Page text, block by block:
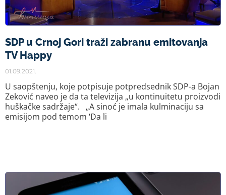
SDP u Crnoj Gori traži zabranu emitovanja
TV Happy
01.09.2021.
U saopštenju, koje potpisuje potpredsednik SDP-a Bojan
Zeković naveo je da ta televizija „u kontinuitetu proizvodi
huškačke sadržaje“. „A sinoć je imala kulminaciju sa
emisijom pod temom ‘Da li